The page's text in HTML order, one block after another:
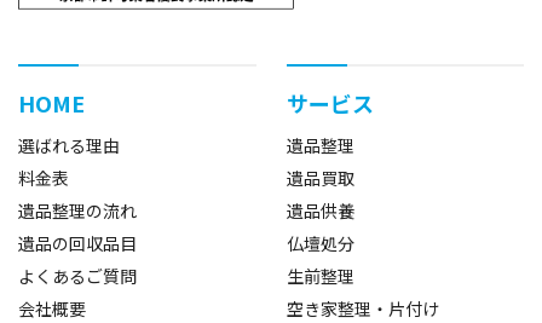
HOME
選ばれる理由
料金表
遺品整理の流れ
遺品の回収品目
よくあるご質問
会社概要
サービス
遺品整理
遺品買取
遺品供養
仏壇処分
生前整理
空き家整理・片付け